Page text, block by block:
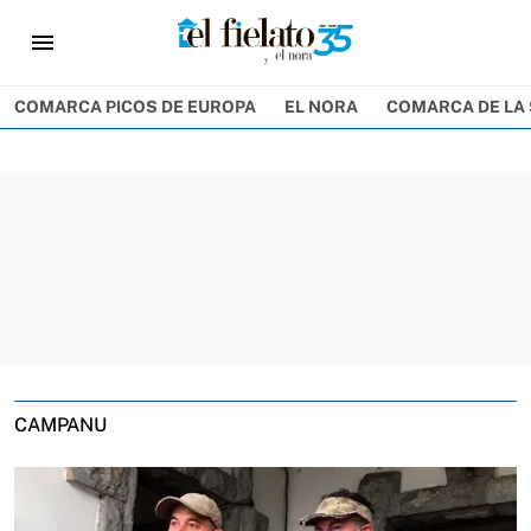
menu
COMARCA PICOS DE EUROPA EL NORA COMARCA DE LA
CAMPANU